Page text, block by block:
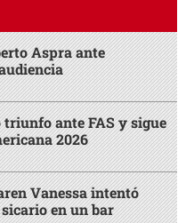
Aspra ante
ante FAS y sigue
2026
Vanessa intentó
en un bar